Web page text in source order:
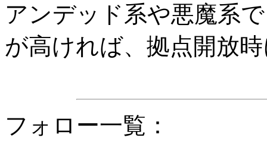
アンデッド系や悪魔系
が高ければ、拠点開放
フォロー一覧：